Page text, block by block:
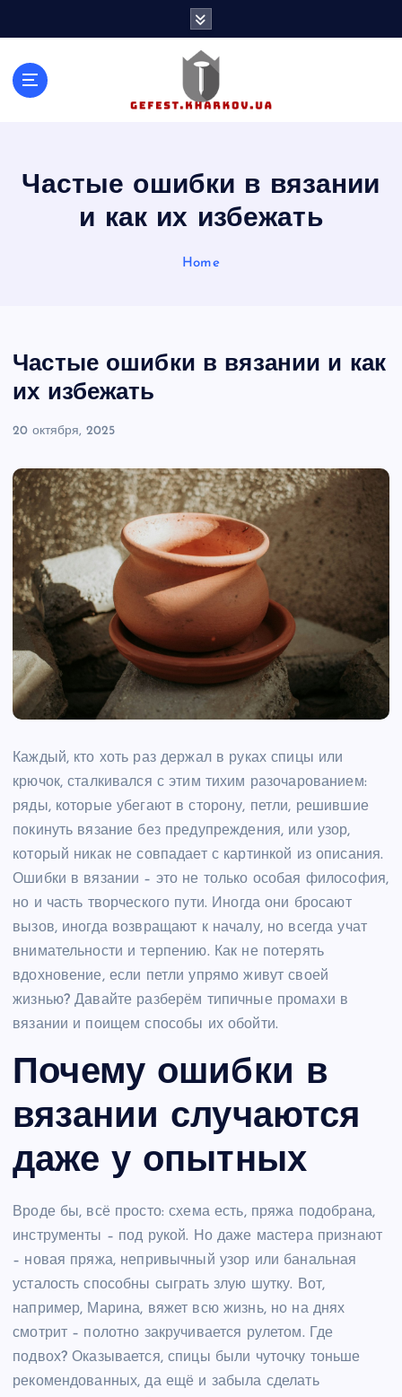
Частые ошибки в вязании
и как их избежать
Home
Частые ошибки в вязании и как
их избежать
20 октября, 2025
Каждый, кто хоть раз держал в руках спицы или
крючок, сталкивался с этим тихим разочарованием:
ряды, которые убегают в сторону, петли, решившие
покинуть вязание без предупреждения, или узор,
который никак не совпадает с картинкой из описания.
Ошибки в вязании – это не только особая философия,
но и часть творческого пути. Иногда они бросают
вызов, иногда возвращают к началу, но всегда учат
внимательности и терпению. Как не потерять
вдохновение, если петли упрямо живут своей
жизнью? Давайте разберём типичные промахи в
вязании и поищем способы их обойти.
Почему ошибки в
вязании случаются
даже у опытных
Вроде бы, всё просто: схема есть, пряжа подобрана,
инструменты – под рукой. Но даже мастера признают
– новая пряжа, непривычный узор или банальная
усталость способны сыграть злую шутку. Вот,
например, Марина, вяжет всю жизнь, но на днях
смотрит – полотно закручивается рулетом. Где
подвох? Оказывается, спицы были чуточку тоньше
рекомендованных, да ещё и забыла сделать